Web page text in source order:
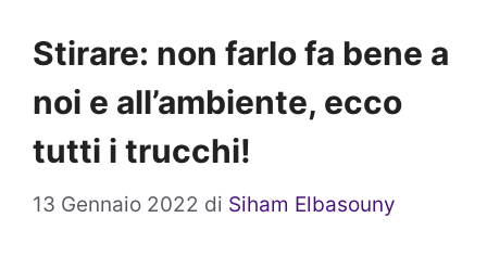
Stirare: non farlo fa bene a
noi e all’ambiente, ecco
tutti i trucchi!
13 Gennaio 2022 di Siham Elbasouny